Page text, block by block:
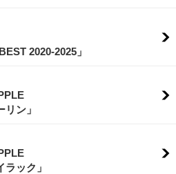
2020-2025」
ン」
ック」